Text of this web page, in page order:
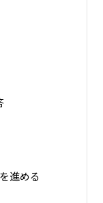
進める